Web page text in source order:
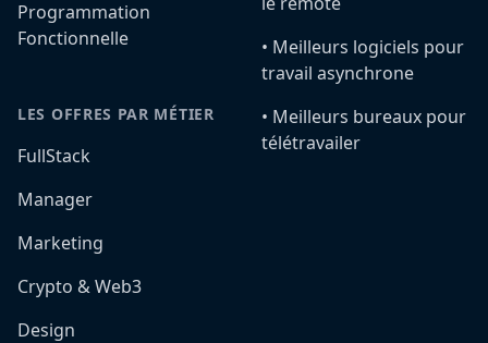
Programmation
Fonctionnelle
LES OFFRES PAR MÉTIER
FullStack
Manager
Marketing
Crypto & Web3
Design
•️ Meilleurs logiciels pour
travail asynchrone
•️ Meilleurs bureaux pour
télétravailer